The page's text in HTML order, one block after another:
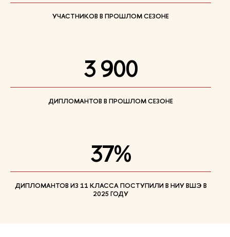
УЧАСТНИКОВ В ПРОШЛОМ СЕЗОНЕ
3 900
ДИПЛОМАНТОВ В ПРОШЛОМ СЕЗОНЕ
37%
ДИПЛОМАНТОВ ИЗ 11 КЛАССА ПОСТУПИЛИ В НИУ ВШЭ В
2025 ГОДУ